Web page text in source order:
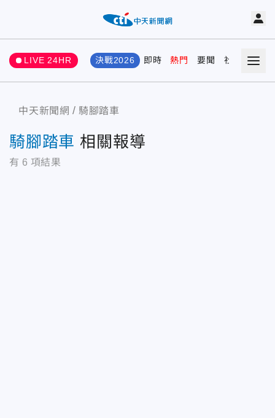
LIVE 24HR 決戰2026 即時 熱門 要聞 社會 娛樂
中天新聞網 騎腳踏車
騎腳踏車 相關報導
有 6 項結果